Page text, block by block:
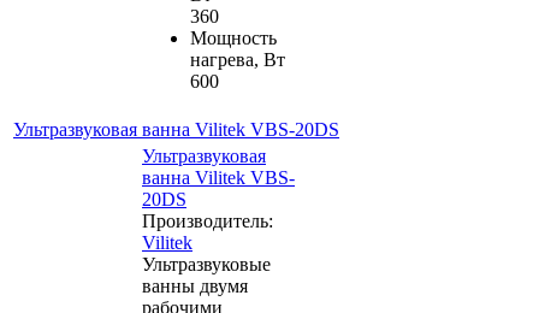
360
Мощность
нагрева, Вт
600
Ультразвуковая ванна Vilitek VBS-20DS
Ультразвуковая
ванна Vilitek VBS-
20DS
Производитель:
Vilitek
Ультразвуковые
ванны двумя
рабочими